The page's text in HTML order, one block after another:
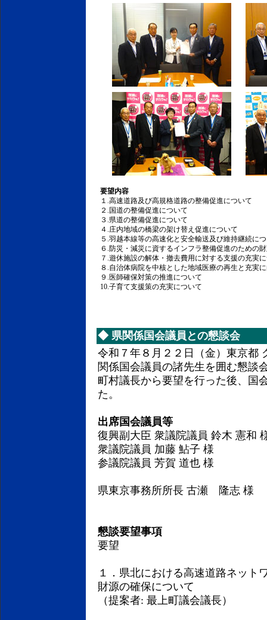
要望内容
１.高速道路及び高規格道路の整備促進について
２.国道の整備促進について
３.県道の整備促進について
４.庄内地域の橋梁の架け替え促進について
５.羽越本線等の高速化と安全輸送及び維持継続に
６.防災・減災に資するインフラ整備促進のための
７.遊休施設の解体・撤去費用に対する支援の充実
８.自治体病院を中核とした地域医療の再生と充実
９.医師確保対策の推進について
10.子育て支援策の充実について
◆ 県関係国会議員との懇談会
令和７年８月２２日（金）東京都
関係国会議員の諸先生を囲む懇談
町村議長から要望を行った後、国
た。
出席国会議員等
復興副大臣 衆議院議員 鈴木 憲和
衆議院議員 加藤 鮎子 様
参議院議員 芳賀 道也 様
県東京事務所所長 古瀬 隆志 様
懇談要望事項
要望
１．県北における高速道路ネット
財源の確保について
（提案者: 最上町議会議長）